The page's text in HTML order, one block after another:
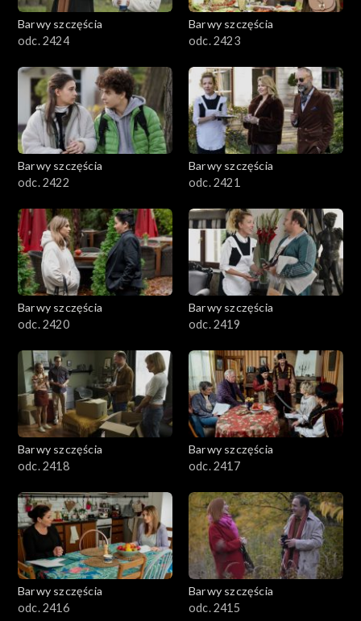
Barwy szczęścia
odc. 2424
Barwy szczęścia
odc. 2423
Barwy szczęścia
odc. 2422
Barwy szczęścia
odc. 2421
Barwy szczęścia
odc. 2420
Barwy szczęścia
odc. 2419
Barwy szczęścia
odc. 2418
Barwy szczęścia
odc. 2417
Barwy szczęścia
odc. 2416
Barwy szczęścia
odc. 2415